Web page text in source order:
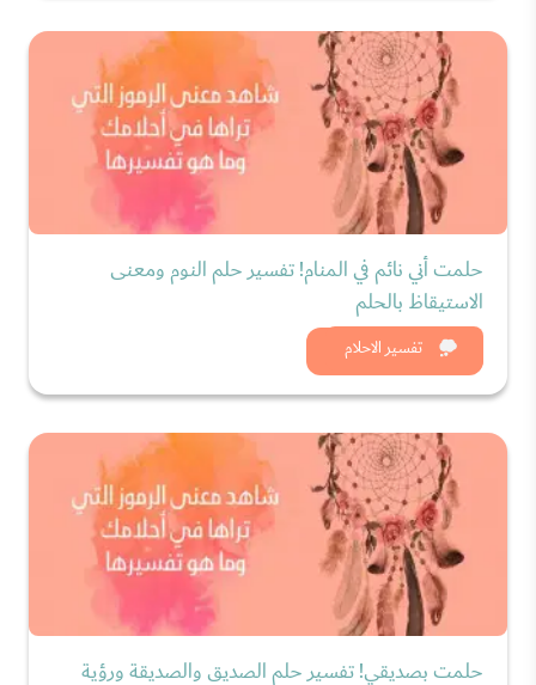
تفسير الاحلام
حلمت أني نائم في المنام! تفسير حلم النوم ومعنى
الاستيقاظ بالحلم
شاهد الان
حلمت بصديقي! تفسير حلم الصديق والصديقة ورؤية